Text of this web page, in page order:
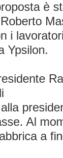
è
i
Ypsilon.
Al
a